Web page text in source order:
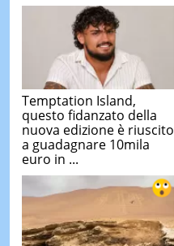
Temptation Island,
questo fidanzato della
nuova edizione è riuscito
a guadagnare 10mila
euro in ...